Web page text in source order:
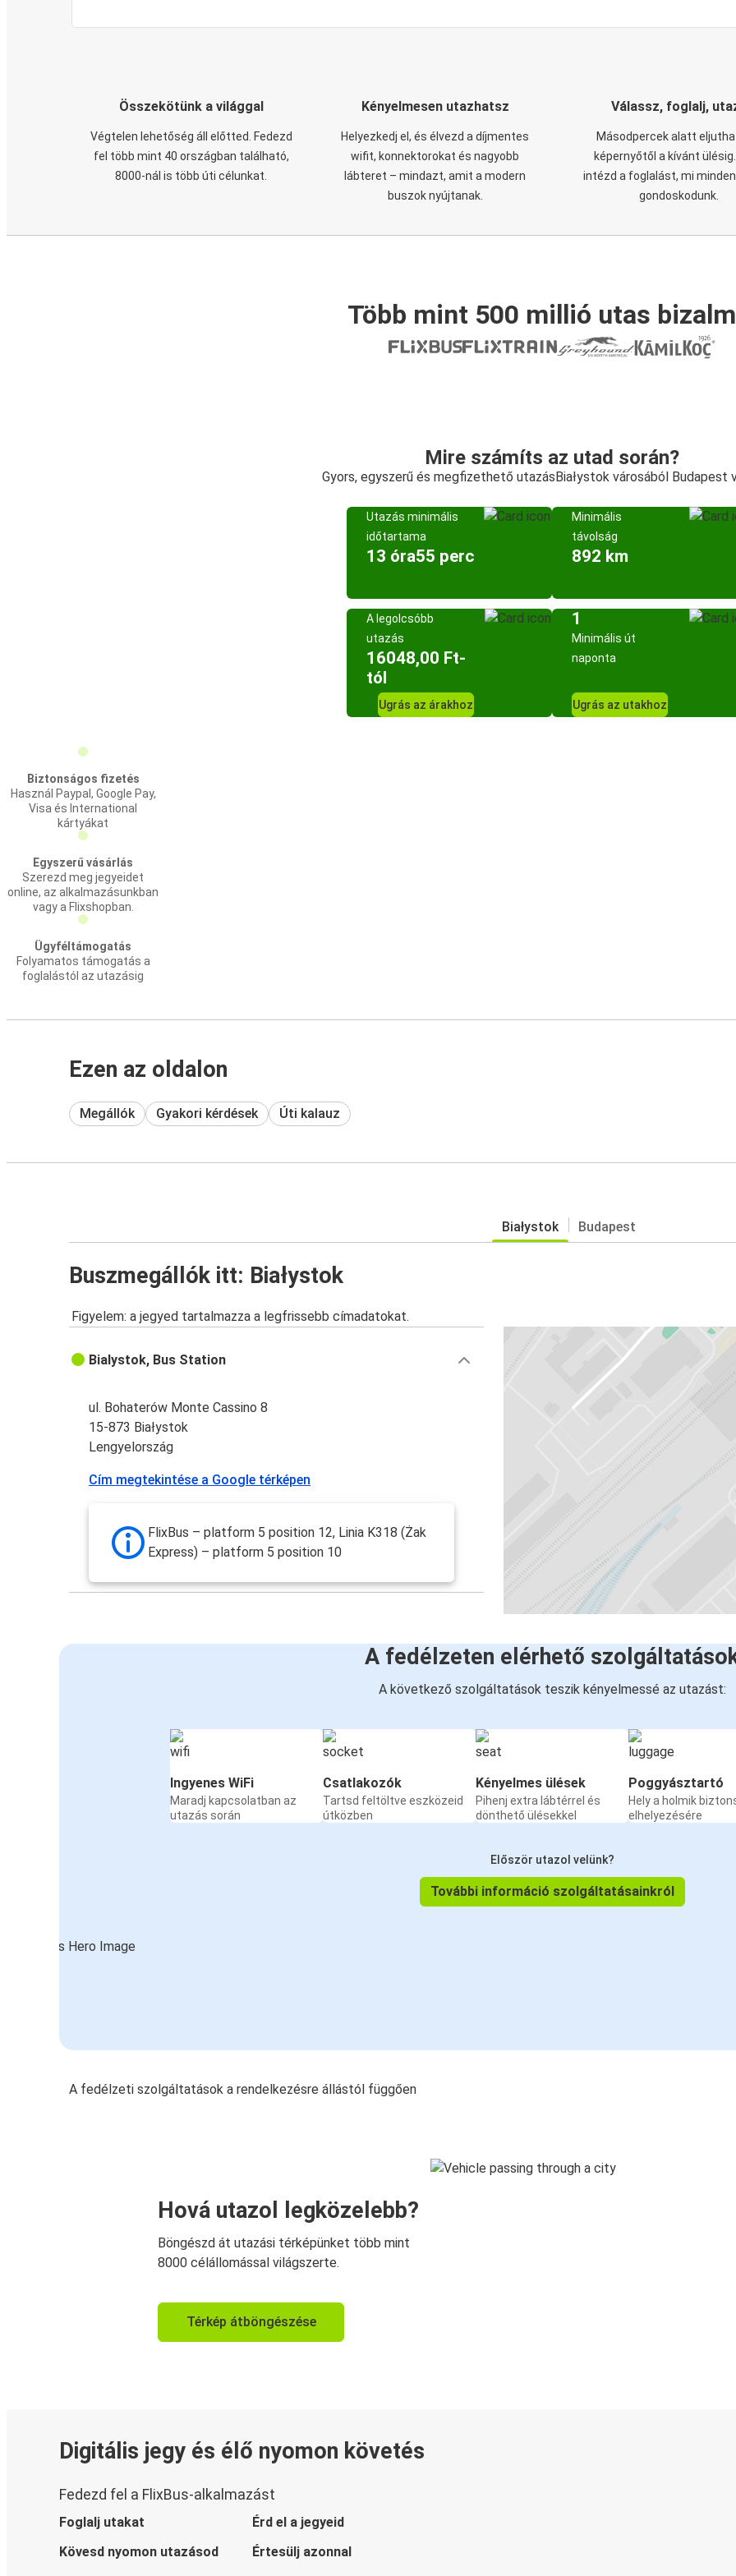
Összekötünk a világgal
Végtelen lehetőség áll előtted. Fedezd
fel több mint 40 országban található,
8000-nál is több úti célunkat.
Kényelmesen utazhatsz
Helyezkedj el, és élvezd a díjmentes
wifit, konnektorokat és nagyobb
lábteret – mindazt, amit a modern
buszok nyújtanak.
Válassz, foglalj,
Másodpercek alatt
képernyőtől a kívánt
intézd a foglalást, mi
gondoskodunk.
Több mint 500 millió utas
Mire számíts az utad során?
Gyors, egyszerű és megfizethető utazásBiałystok városából Budapest
Utazás minimális
időtartama
13 óra55 perc
Minimális
távolság
892 km
A legolcsóbb
utazás
16048,00 Ft-
tól
Ugrás az árakhoz
1
Minimális út
naponta
Ugrás az utakhoz
Biztonságos fizetés
Használ Paypal, Google Pay,
Visa és International
kártyákat
Egyszerű vásárlás
Szerezd meg jegyeidet
online, az alkalmazásunkban
vagy a Flixshopban.
Ügyféltámogatás
Folyamatos támogatás a
foglalástól az utazásig
Ezen az oldalon
Megállók Gyakori kérdések Úti kalauz
Białystok Budapest
Buszmegállók itt: Białystok
Figyelem: a jegyed tartalmazza a legfrissebb címadatokat.
Bialystok, Bus Station
ul. Bohaterów Monte Cassino 8
15-873 Białystok
Lengyelország
Cím megtekintése a Google térképen
FlixBus – platform 5 position 12, Linia K318 (Żak
Express) – platform 5 position 10
A fedélzeten elérhető
A következő szolgáltatások teszik kényelmessé az utazást:
Ingyenes WiFi
Maradj kapcsolatban az
utazás során
Csatlakozók
Tartsd feltöltve eszközeid
útközben
Kényelmes ülések
Pihenj extra lábtérrel és
dönthető ülésekkel
Poggyásztartó
Hely a holmik
elhelyezésére
Először utazol velünk?
További információ szolgáltatásainkról
A fedélzeti szolgáltatások a rendelkezésre állástól függően
Hová utazol legközelebb?
Böngészd át utazási térképünket több mint
8000 célállomással világszerte.
Térkép átböngészése
Digitális jegy és élő nyomon követés
Fedezd fel a FlixBus-alkalmazást
Foglalj utakat
Érd el a jegyeid
Kövesd nyomon utazásod
Értesülj azonnal